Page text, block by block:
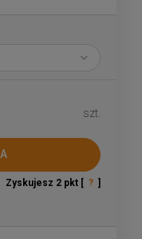
szt.
Zyskujesz 2 pkt [ ? ]